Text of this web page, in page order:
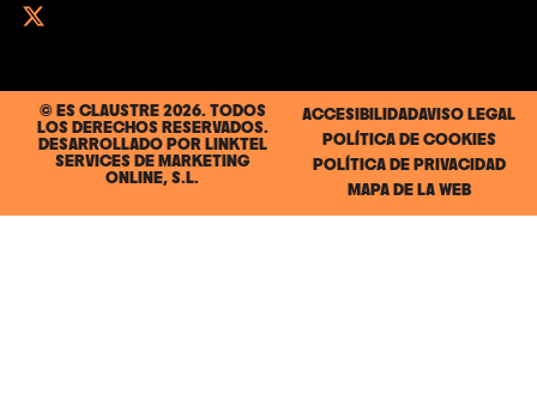
© ES CLAUSTRE 2026. TODOS
LOS DERECHOS RESERVADOS.
DESARROLLADO POR LINKTEL
SERVICES DE MARKETING
ONLINE, S.L.
ACCESIBILIDADAVISO LEGAL
POLÍTICA DE COOKIES
POLÍTICA DE PRIVACIDAD
MAPA DE LA WEB